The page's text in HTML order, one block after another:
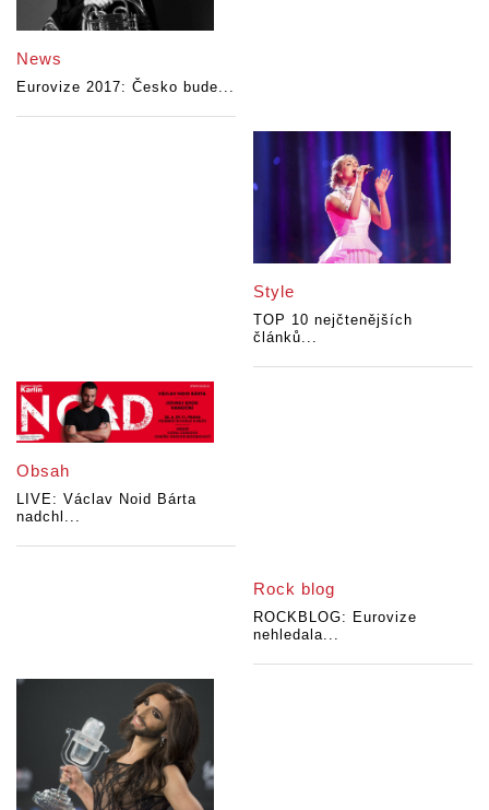
News
Eurovize 2017: Česko bude...
Style
TOP 10 nejčtenějších
článků...
Obsah
LIVE: Václav Noid Bárta
nadchl...
Rock blog
ROCKBLOG: Eurovize
nehledala...